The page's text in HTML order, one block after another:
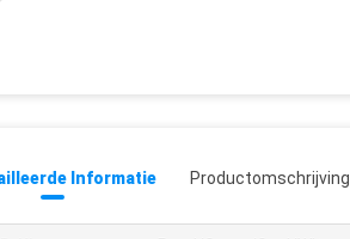
Informatie Productomschrijving